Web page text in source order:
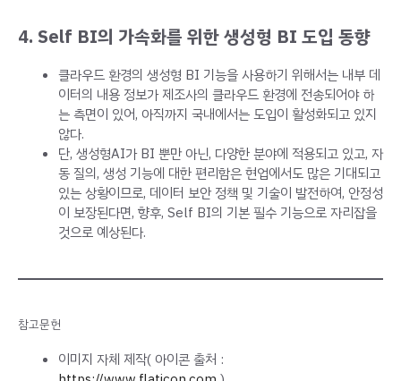
4. Self BI의 가속화를 위한 생성형 BI 도입 동향
클라우드 환경의 생성형 BI 기능을 사용하기 위해서는 내부 데
이터의 내용 정보가 제조사의 클라우드 환경에 전송되어야 하
는 측면이 있어, 아직까지 국내에서는 도입이 활성화되고 있지
않다.
단, 생성형AI가 BI 뿐만 아닌, 다양한 분야에 적용되고 있고, 자
동 질의, 생성 기능에 대한 편리함은 현업에서도 많은 기대되고
있는 상황이므로, 데이터 보안 정책 및 기술이 발전하여, 안정성
이 보장된다면, 향후, Self BI의 기본 필수 기능으로 자리잡을
것으로 예상된다.
참고문헌
이미지 자체 제작( 아이콘 출처 :